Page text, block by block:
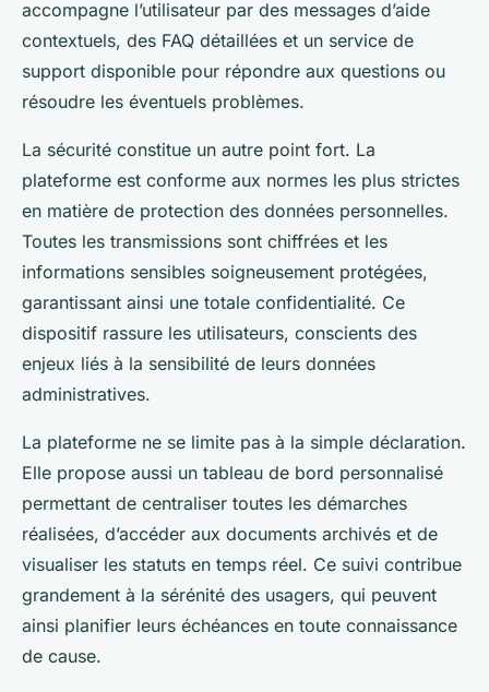
accompagne l’utilisateur par des messages d’aide
contextuels, des FAQ détaillées et un service de
support disponible pour répondre aux questions ou
résoudre les éventuels problèmes.
La sécurité constitue un autre point fort. La
plateforme est conforme aux normes les plus strictes
en matière de protection des données personnelles.
Toutes les transmissions sont chiffrées et les
informations sensibles soigneusement protégées,
garantissant ainsi une totale confidentialité. Ce
dispositif rassure les utilisateurs, conscients des
enjeux liés à la sensibilité de leurs données
administratives.
La plateforme ne se limite pas à la simple déclaration.
Elle propose aussi un tableau de bord personnalisé
permettant de centraliser toutes les démarches
réalisées, d’accéder aux documents archivés et de
visualiser les statuts en temps réel. Ce suivi contribue
grandement à la sérénité des usagers, qui peuvent
ainsi planifier leurs échéances en toute connaissance
de cause.